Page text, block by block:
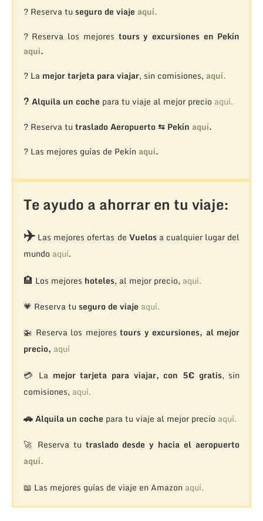
? Reserva tu seguro de viaje aquí.
? Reserva los mejores tours y excursiones en Pekín
aquí.
? La mejor tarjeta para viajar, sin comisiones, aquí.
? Alquila un coche para tu viaje al mejor precio aquí.
? Reserva tu traslado Aeropuerto ⇆ Pekín aquí.
? Las mejores guías de Pekín aquí.
Te ayudo a ahorrar en tu viaje:
✈️Las mejores ofertas de Vuelosa cualquier lugar del
mundo aquí.
🏨 Los mejores hoteles, al mejor precio, aquí.
💗 Reserva tu seguro de viaje aquí.
🚁 Reserva los mejorestours y excursiones, al mejor
precio, aquí
💳 La mejor tarjeta para viajar, con 5€ gratis, sin
comisiones, aquí.
🚗Alquila un coche para tu viaje al mejor precio aquí.
🚀 Reserva tu traslado desde y hacia el aeropuerto
aquí.
📖 Las mejores guías de viaje en Amazon aquí.